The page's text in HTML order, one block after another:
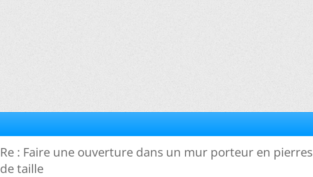
Re : Faire une ouverture dans un mur porteur en pierres
de taille